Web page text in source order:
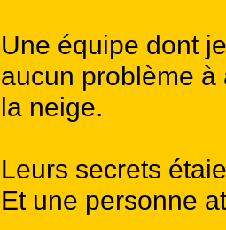
Une équipe dont
aucun problème
la neige.
Leurs secrets
Et une personne